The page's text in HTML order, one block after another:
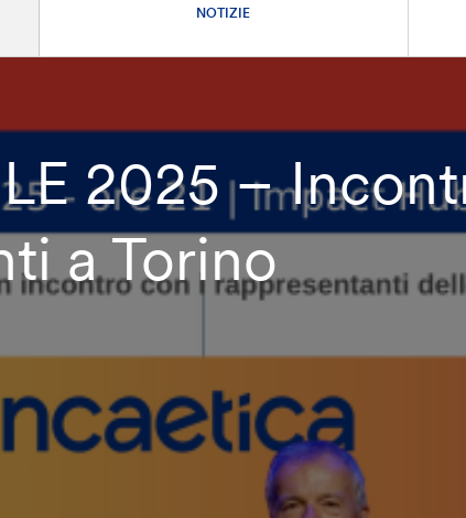
NOTIZIE
2025 –
a Torino